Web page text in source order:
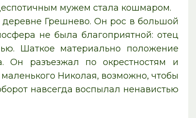
мужем стала кошмаром.
Грешнево. Он рос в большой
не была благоприятной: отец
Шаткое материально положение
Он разъезжал по окрестностям и
Николая, возможно, чтобы
навсегда воспылал ненавистью